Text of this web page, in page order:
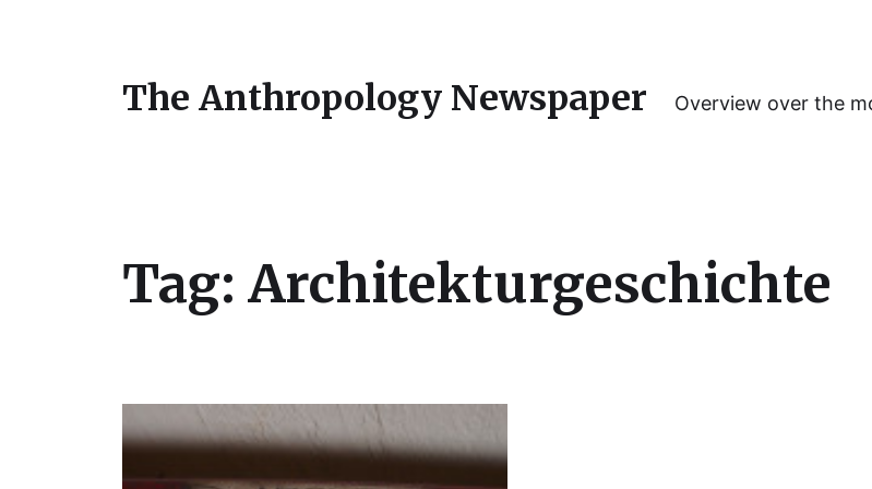
The Anthropology Newspaper Overview over the
Tag: Architekturgeschichte